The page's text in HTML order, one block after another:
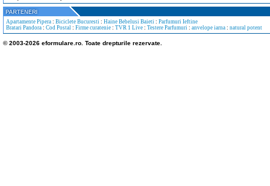
Apartamente Pipera : Biciclete Bucuresti : Haine Bebelusi Baieti : Parfumuri Ieftine
Bratari Pandora : Cod Postal : Firme curatenie : TVR 1 Live : Testere Parfumuri : anvelope iarna : natural potent
© 2003-2026 eformulare.ro. Toate drepturile rezervate.